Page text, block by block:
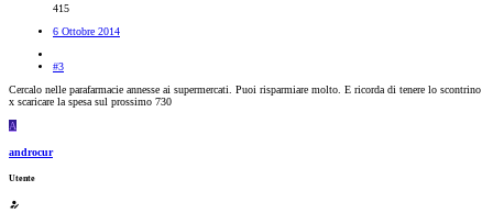
415
6 Ottobre 2014
#3
Cercalo nelle parafarmacie annesse ai supermercati. Puoi risparmiare molto. E ricorda di tenere lo scontrino
x scaricare la spesa sul prossimo 730
A
androcur
Utente